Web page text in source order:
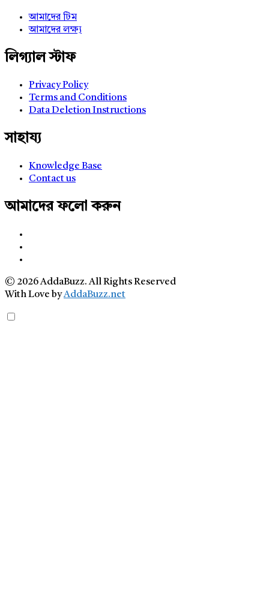
আমাদের টিম
আমাদের লক্ষ্য
লিগ্যাল স্টাফ
Privacy Policy
Terms and Conditions
Data Deletion Instructions
সাহায্য
Knowledge Base
Contact us
আমাদের ফলো করুন
© 2026 AddaBuzz. All Rights Reserved
With Love byAddaBuzz.net